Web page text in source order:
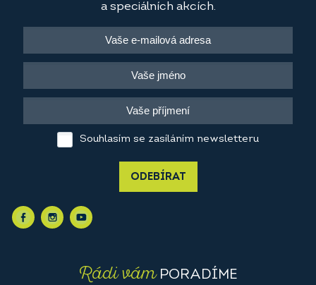
a speciálních akcích.
Souhlasím se zasíláním newsletteru
ODEBÍRAT
Rádi vámPORADÍME